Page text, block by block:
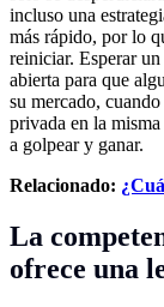
incluso una
más rápido, por lo
reiniciar. Esperar
abierta para que
su mercado,
privada en la
a golpear y ganar.
Relacionado:
La
ofrece una